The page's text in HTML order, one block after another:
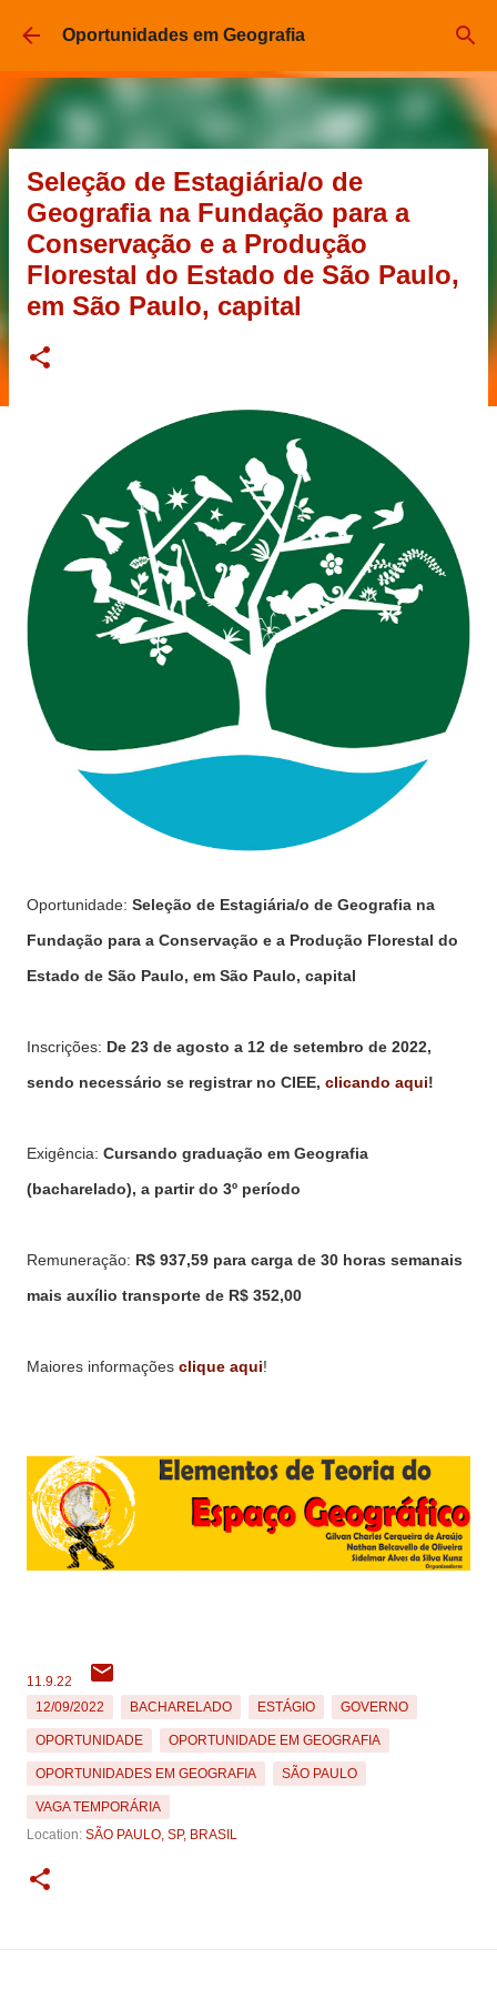
Pular para o conteúdo principal
Oportunidades em Geografia
Seleção de Estagiária/o de
Geografia na Fundação para a
Conservação e a Produção
Florestal do Estado de São Paulo,
em São Paulo, capital
Oportunidade: Seleção de Estagiária/o de Geografia na
Fundação para a Conservação e a Produção Florestal do
Estado de São Paulo, em São Paulo, capital
Inscrições: De 23 de agosto a 12 de setembro de 2022,
sendo necessário se registrar no CIEE, clicando aqui!
Exigência: Cursando graduação em Geografia
(bacharelado), a partir do 3º período
Remuneração: R$ 937,59 para carga de 30 horas semanais
mais auxílio transporte de R$ 352,00
Maiores informações clique aqui!
11.9.22
12/09/2022
BACHARELADO ESTÁGIO GOVERNO
OPORTUNIDADE OPORTUNIDADE EM GEOGRAFIA
OPORTUNIDADES EM GEOGRAFIA SÃO PAULO
VAGA TEMPORÁRIA
Location: SÃO PAULO, SP, BRASIL